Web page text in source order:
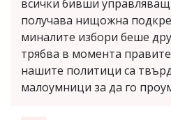
всички бивши
получава нищожна
миналите избори беше
трябва в момента
нашите политици са
малоумници за да го